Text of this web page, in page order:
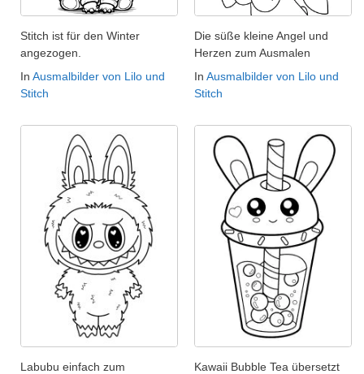
Stitch ist für den Winter
angezogen.
In Ausmalbilder von Lilo und
Stitch
Die süße kleine Angel und
Herzen zum Ausmalen
In Ausmalbilder von Lilo und
Stitch
Labubu einfach zum
Kawaii Bubble Tea übersetzt